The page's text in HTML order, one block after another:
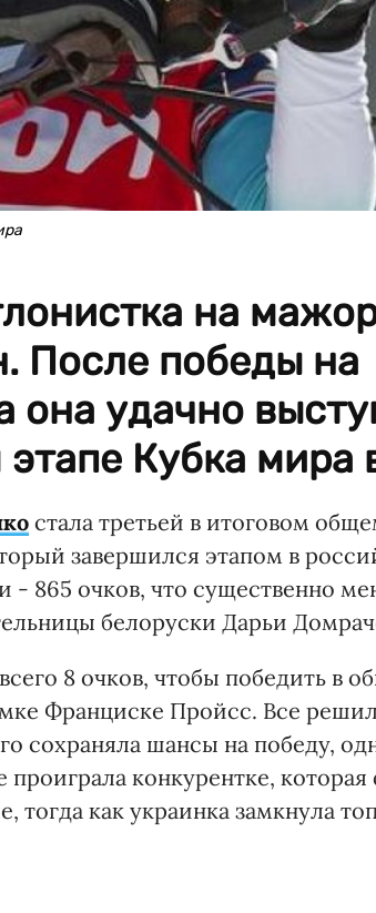
на
После победы на
она удачно
Кубка мира
стала третьей в итоговом
завершился этапом в
- 865 очков, что существенно
белоруски Дарьи
8 очков, чтобы победить в
Франциске Пройсс. Все
сохраняла шансы на победу,
конкурентке,
тогда как украинка замкнула